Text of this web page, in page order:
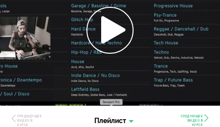
ПРЕДЫДУЩЕЕ
ВИДЕО В
КУРСЕ
Плейлист
СЛЕДУЮЩЕЕ
ВИДЕО В
КУРСЕ